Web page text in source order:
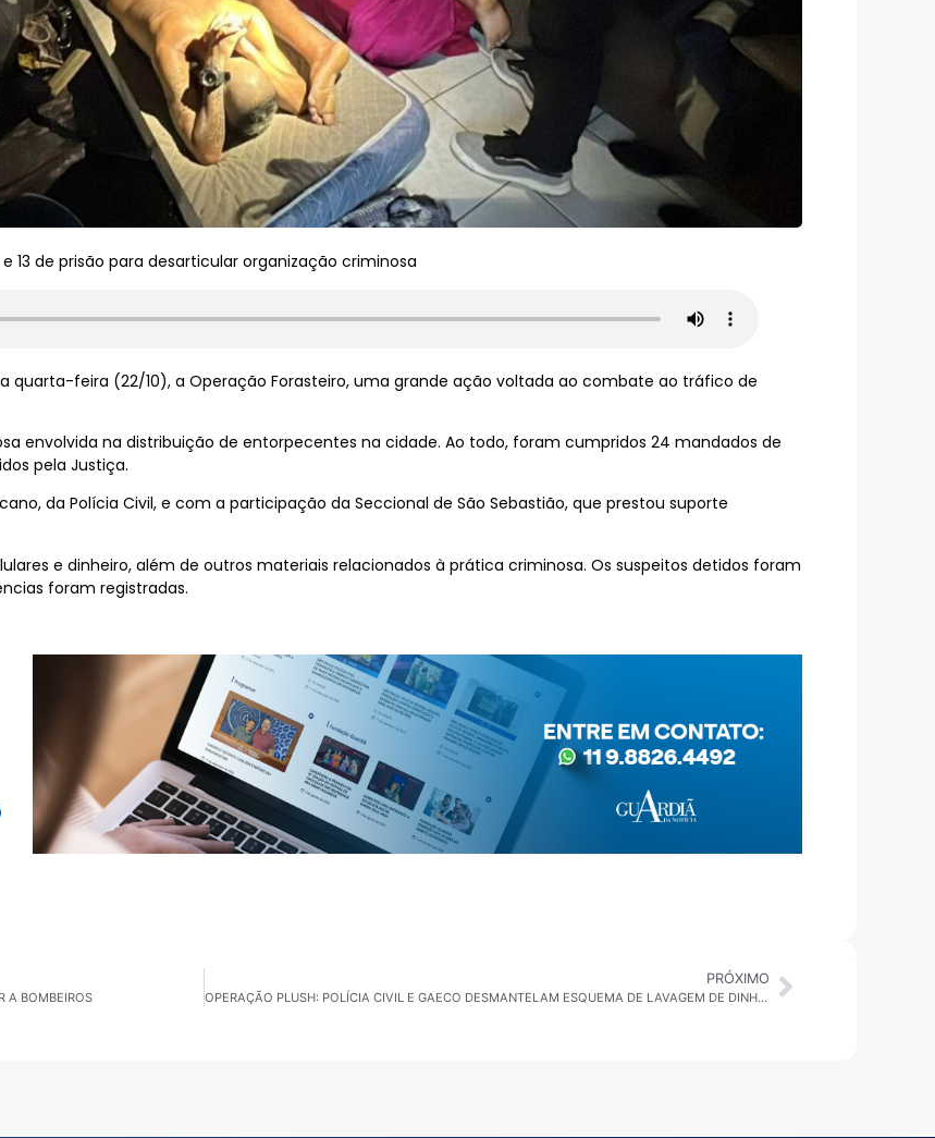
de prisão para desarticular organização criminosa
quarta-feira (22/10), a Operação Forasteiro, uma grande ação voltada ao combate ao tráfico de
envolvida na distribuição de entorpecentes na cidade. Ao todo, foram cumpridos 24 mandados de
pela Justiça.
da Polícia Civil, e com a participação da Seccional de São Sebastião, que prestou suporte
e dinheiro, além de outros materiais relacionados à prática criminosa. Os suspeitos detidos foram
foram registradas.
A BOMBEIROS
PRÓXIMO
OPERAÇÃO PLUSH: POLÍCIA CIVIL E GAECO DESMANTELAM ESQUEMA DE LAVAGEM DE DINHEIRO COM LOJAS DE BRINQUEDOS EM SP